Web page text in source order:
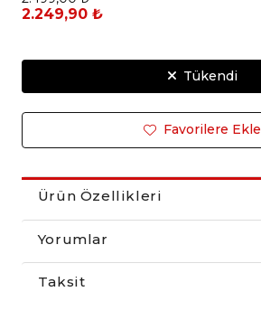
2.249,90 ₺
Tükendi
Favorilere Ekle
Ürün Özellikleri
Yorumlar
Taksit